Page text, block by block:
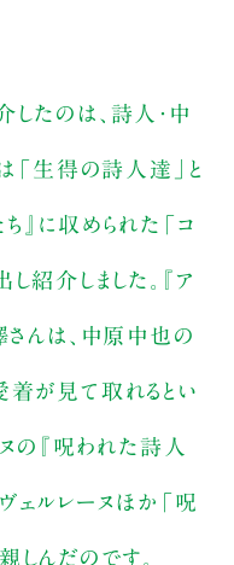
たのは、詩人・中
「生得の詩人達」と
』に収められた「コ
紹介しました。『ア
さんは、中原中也の
着が見て取れるとい
ヌの『呪われた詩人
ェルレーヌほか「呪
んだのです。